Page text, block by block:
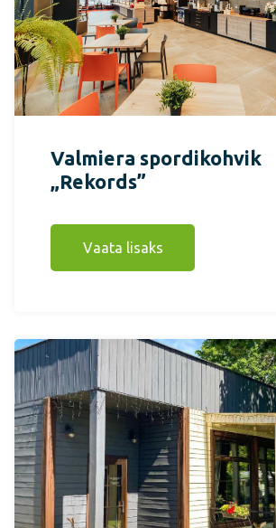
Valmiera spordikohvik
„Rekords”
Vaata lisaks